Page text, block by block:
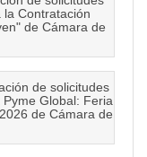
la Contratación
de Cámara de
de solicitudes
Global: Feria
de Cámara de